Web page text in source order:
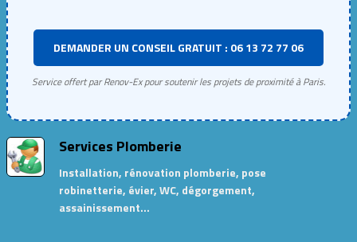
DEMANDER UN CONSEIL GRATUIT : 06 13 72 77 06
Service offert par Renov-Ex pour soutenir les projets de proximité à Paris.
Services Plomberie
Installation, rénovation plomberie, pose
robinetterie, évier, WC, dégorgement,
assainissement…